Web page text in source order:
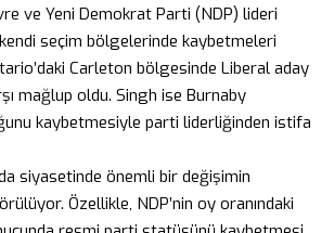
ve Yeni Demokrat Parti (NDP) lideri
seçim bölgelerinde kaybetmeleri
Carleton bölgesinde Liberal aday
mağlup oldu. Singh ise Burnaby
kaybetmesiyle parti liderliğinden istifa
siyasetinde önemli bir değişimin
Özellikle, NDP’nin oy oranındaki